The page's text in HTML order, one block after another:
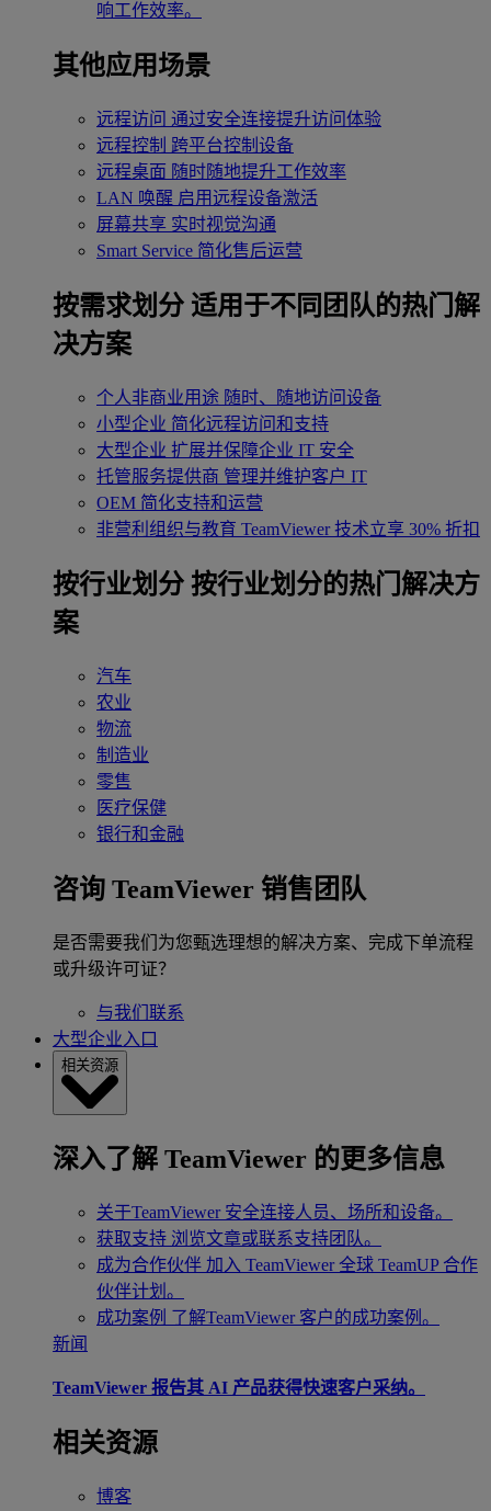
响工作效率。
其他应用场景
远程访问 通过安全连接提升访问体验
远程控制 跨平台控制设备
远程桌面 随时随地提升工作效率
LAN 唤醒 启用远程设备激活
屏幕共享 实时视觉沟通
Smart Service 简化售后运营
按需求划分 适用于不同团队的热门解
决方案
个人非商业用途 随时、随地访问设备
小型企业 简化远程访问和支持
大型企业 扩展并保障企业 IT 安全
托管服务提供商 管理并维护客户 IT
OEM 简化支持和运营
非营利组织与教育 TeamViewer 技术立享 30% 折扣
‌按行业划分 按行业划分的热门解决方
案
汽车
农业
物流
制造业
零售
医疗保健
银行和金融
咨询 TeamViewer 销售团队
是否需要我们为您甄选理想的解决方案、完成下单流程
或升级许可证？
与我们联系
大型企业入口
相关资源
深入了解 TeamViewer 的更多信息
关于TeamViewer 安全连接人员、场所和设备。
获取支持 浏览文章或联系支持团队。
成为合作伙伴 加入 TeamViewer 全球 TeamUP 合作
伙伴计划。
成功案例 了解TeamViewer 客户的成功案例。
新闻
TeamViewer 报告其 AI 产品获得快速客户采纳。
相关资源
博客